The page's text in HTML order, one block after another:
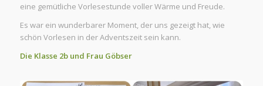
eine gemütliche Vorlesestunde voller Wärme und Freude.
Es war ein wunderbarer Moment, der uns gezeigt hat, wie
schön Vorlesen in der Adventszeit sein kann.
Die Klasse 2b und Frau Göbser